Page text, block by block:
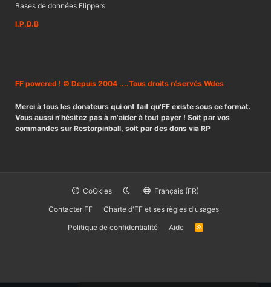
Bases de données Flippers
I.P.D.B
FF powered ! © Depuis 2004 ....Tous droits réservés Wdes
Merci à tous les donateurs qui ont fait qu'FF existe sous ce format.
Vous aussi n'hésitez pas à m'aider à tout payer ! Soit par vos
commandes sur Restorpinball, soit par des dons via RP
CoOkies
Français (FR)
Contacter FF
Charte d'FF et ses règles d'usages
Politique de confidentialité
Aide
R